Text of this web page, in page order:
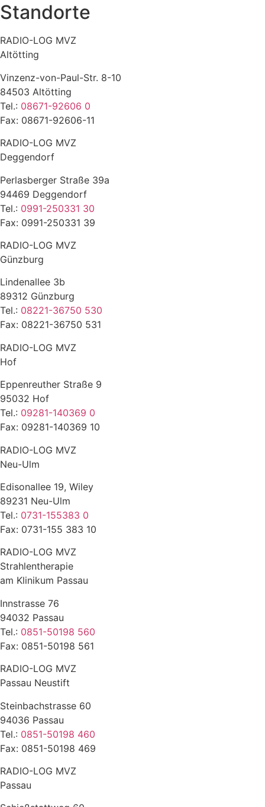
Standorte
RADIO-LOG MVZ
Altötting
Vinzenz-von-Paul-Str. 8-10
84503 Altötting
Tel.: 08671-92606 0
Fax: 08671-92606-11
RADIO-LOG MVZ
Deggendorf
Perlasberger Straße 39a
94469 Deggendorf
Tel.: 0991-250331 30
Fax: 0991-250331 39
RADIO-LOG MVZ
Günzburg
Lindenallee 3b
89312 Günzburg
Tel.: 08221-36750 530
Fax: 08221-36750 531
RADIO-LOG MVZ
Hof
Eppenreuther Straße 9
95032 Hof
Tel.: 09281-140369 0
Fax: 09281-140369 10
RADIO-LOG MVZ
Neu-Ulm
Edisonallee 19, Wiley
89231 Neu-Ulm
Tel.: 0731-155383 0
Fax: 0731-155 383 10
RADIO-LOG MVZ
Strahlentherapie
am Klinikum Passau
Innstrasse 76
94032 Passau
Tel.: 0851-50198 560
Fax: 0851-50198 561
RADIO-LOG MVZ
Passau Neustift
Steinbachstrasse 60
94036 Passau
Tel.: 0851-50198 460
Fax: 0851-50198 469
RADIO-LOG MVZ
Passau